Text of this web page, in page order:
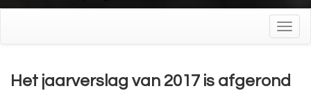
Het jaarverslag van 2017 is afgerond